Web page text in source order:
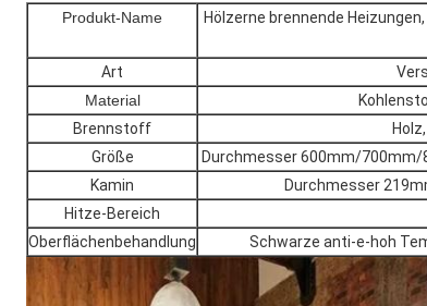
Produkt-Name
Hölzerne brennende
Art
Material
Brennstoff
Größe
Durchmesser 600mm/700mm/
Kamin
Durchmesser
Hitze-Bereich
Oberflächenbehandlung
Schwarze anti-e-hoh